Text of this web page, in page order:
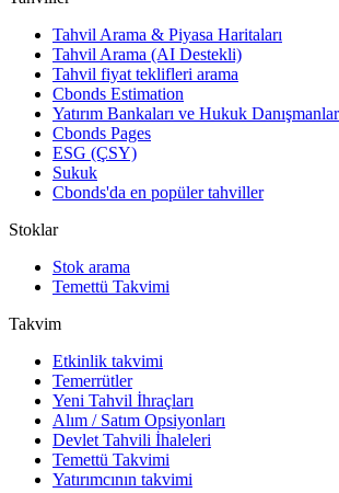
Tahvil Arama & Piyasa Haritaları
Tahvil Arama (AI Destekli)
Tahvil fiyat teklifleri arama
Cbonds Estimation
Yatırım Bankaları ve Hukuk
Cbonds Pages
ESG (ÇSY)
Sukuk
Cbonds'da en popüler tahviller
Stoklar
Stok arama
Temettü Takvimi
Takvim
Etkinlik takvimi
Temerrütler
Yeni Tahvil İhraçları
Alım / Satım Opsiyonları
Devlet Tahvili İhaleleri
Temettü Takvimi
Yatırımcının takvimi